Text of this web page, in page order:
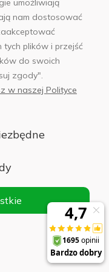
z
biurkowym
pierścieniową
umożliwiają
nam dostosować
plików i przejść
do swoich
zgody".
w naszej Polityce